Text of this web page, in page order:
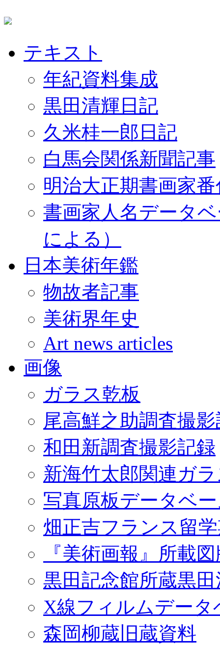
テキスト
年紀資料集成
黒田清輝日記
久米桂一郎日記
白馬会関係新聞記事
明治大正期書画家
書画家人名データ
による）
日本美術年鑑
物故者記事
美術界年史
Art news articles
画像
ガラス乾板
尾高鮮之助調査撮
和田新調査撮影記録
新海竹太郎関連ガ
写真原板データベ
畑正吉フランス留
『美術画報』所載
黒田記念館所蔵黒
X線フィルムデータ
森岡柳蔵旧蔵資料